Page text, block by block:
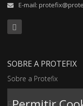
E-mail:
SOBRE A PROTEFIX
Sobre a Protefix